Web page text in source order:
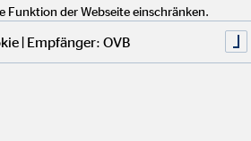
Funktion der Webseite einschränken.
| Empfänger: OVB